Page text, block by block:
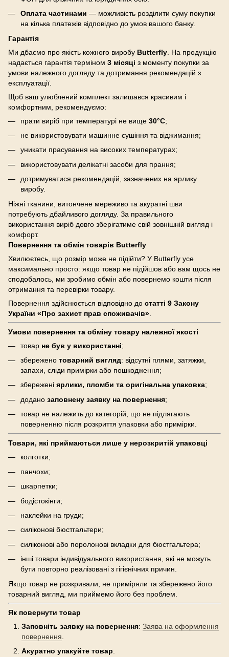
Оплата частинами — можливість розділити суму покупки
на кілька платежів відповідно до умов вашого банку.
Гарантія
Ми дбаємо про якість кожного виробу Butterfly . На продукцію
надається гарантія терміном 3 місяці з моменту покупки за
умови належного догляду та дотримання рекомендацій з
експлуатації.
Щоб ваш улюблений комплект залишався красивим і
комфортним, рекомендуємо:
прати виріб при температурі не вище 30°C;
не використовувати машинне сушіння та віджимання;
уникати прасування на високих температурах;
використовувати делікатні засоби для прання;
дотримуватися рекомендацій, зазначених на ярлику
виробу.
Ніжні тканини, витончене мереживо та акуратні шви
потребують дбайливого догляду. За правильного
використання виріб довго зберігатиме свій зовнішній вигляд і
комфорт.
Повернення та обмін товарів Butterfly
Хвилюєтесь, що розмір може не підійти? У Butterfly усе
максимально просто: якщо товар не підійшов або вам щось не
сподобалось, ми зробимо обмін або повернемо кошти після
отримання та перевірки товару.
Повернення здійснюється відповідно до статті 9 Закону
України «Про захист прав споживачів»
Умови повернення та обміну товару належної якості
товар не був у використанні;
збережено товарний вигляд: відсутні плями, затяжки,
запахи, сліди примірки або пошкодження;
збережені ярлики, пломби та оригінальна упаковка;
додано заповнену заявку на повернення;
товар не належить до категорій, що не підлягають
поверненню після розкриття упаковки або примірки.
Товари, які приймаються лише у нерозкритій упаковці
колготки;
панчохи;
шкарпетки;
бодістокінги;
наклейки на груди;
силіконові бюстгальтери;
силіконові або поролонові вкладки для бюстгальтера;
інші товари індивідуального використання, які не можуть
бути повторно реалізовані з гігієнічних причин.
Якщо товар не розкривали, не приміряли та збережено його
товарний вигляд, ми приймемо його без проблем.
Як повернути товар
Заповніть заявку на повернення: Заява на оформлення
повернення
Акуратно упакуйте товар